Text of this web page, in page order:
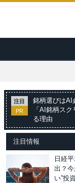
注目
PR
銘柄選びはAI
「AI銘柄ス
る理由
注目情報
日経
出？今
い”投